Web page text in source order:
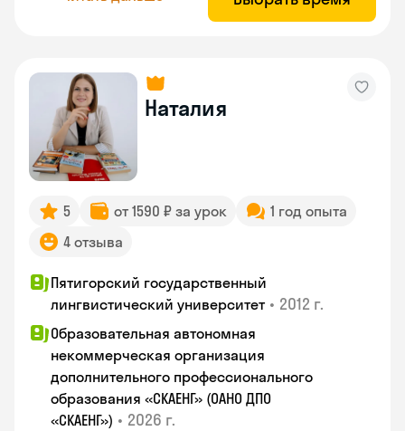
Наталия
5 от 1590 ₽ за урок
1 год опыта
4 отзыва
Пятигорский государственный
лингвистический университет • 2012 г.
Образовательная автономная
некоммерческая организация
дополнительного профессионального
образования «СКАЕНГ» (ОАНО ДПО
«СКАЕНГ») • 2026 г.